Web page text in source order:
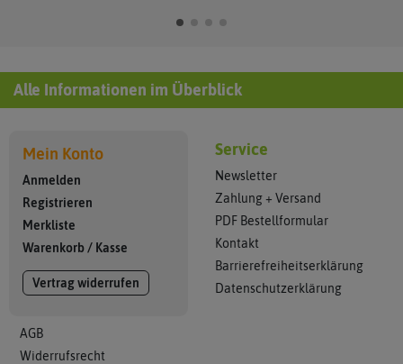
Alle Informationen im Überblick
Mein Konto
Anmelden
Registrieren
Merkliste
Warenkorb / Kasse
Vertrag widerrufen
AGB
Widerrufsrecht
Service
Newsletter
Zahlung + Versand
PDF Bestellformular
Kontakt
Barrierefreiheitserklärung
Datenschutzerklärung